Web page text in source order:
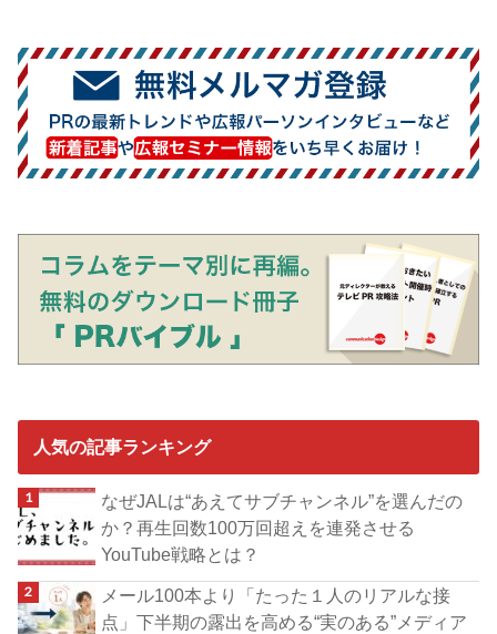
人気の記事ランキング
なぜJALは“あえてサブチャンネル”を選んだの
か？再生回数100万回超えを連発させる
YouTube戦略とは？
メール100本より「たった１人のリアルな接
点」下半期の露出を高める“実のある”メディア